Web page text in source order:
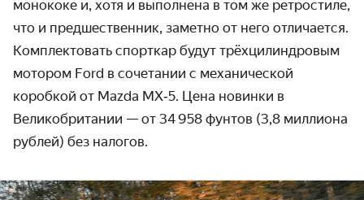
монококе и, хотя и выполнена в том же ретростиле,
что и предшественник, заметно от него отличается.
Комплектовать спорткар будут трёхцилиндровым
мотором Ford в сочетании с механической
коробкой от Mazda MX‑5. Цена новинки в
Великобритании — от 34 958 фунтов (3,8 миллиона
рублей) без налогов.